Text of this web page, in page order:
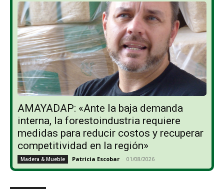
AMAYADAP: «Ante la baja demanda
interna, la forestoindustria requiere
medidas para reducir costos y recuperar
competitividad en la región»
Madera & Mueble Patricia Escobar - 01/08/2026